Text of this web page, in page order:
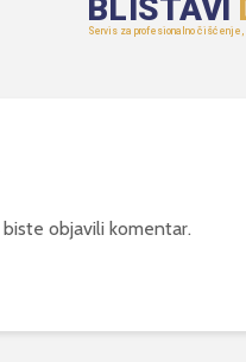
biste objavili komentar.